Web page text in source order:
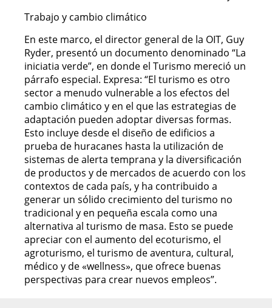
Trabajo y cambio climático
En este marco, el director general de la OIT, Guy
Ryder, presentó un documento denominado “La
iniciatia verde”, en donde el Turismo mereció un
párrafo especial. Expresa: “El turismo es otro
sector a menudo vulnerable a los efectos del
cambio climático y en el que las estrategias de
adaptación pueden adoptar diversas formas.
Esto incluye desde el diseño de edificios a
prueba de huracanes hasta la utilización de
sistemas de alerta temprana y la diversificación
de productos y de mercados de acuerdo con los
contextos de cada país, y ha contribuido a
generar un sólido crecimiento del turismo no
tradicional y en pequeña escala como una
alternativa al turismo de masa. Esto se puede
apreciar con el aumento del ecoturismo, el
agroturismo, el turismo de aventura, cultural,
médico y de «wellness», que ofrece buenas
perspectivas para crear nuevos empleos”.